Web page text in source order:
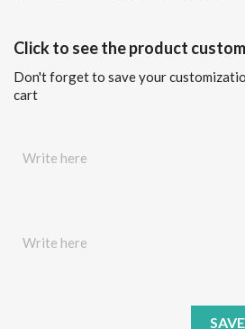
Click to see the product
Don't forget to save your
cart